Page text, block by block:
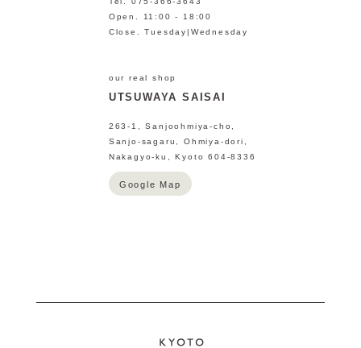
Open. 11:00 - 18:00
Close. Tuesday|Wednesday
our real shop
UTSUWAYA SAISAI
263-1, Sanjoohmiya-cho,
Sanjo-sagaru, Ohmiya-dori,
Nakagyo-ku, Kyoto 604-8336
Google Map